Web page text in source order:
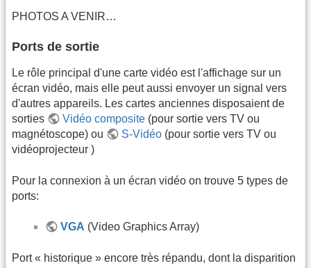
PHOTOS A VENIR…
Ports de sortie
Le rôle principal d'une carte vidéo est l'affichage sur un
écran vidéo, mais elle peut aussi envoyer un signal vers
d'autres appareils. Les cartes anciennes disposaient de
sorties
Vidéo composite (pour sortie vers TV ou
magnétoscope) ou
S-Vidéo (pour sortie vers TV ou
vidéoprojecteur )
Pour la connexion à un écran vidéo on trouve 5 types de
ports:
VGA (Video Graphics Array)
Port « historique » encore très répandu, dont la disparition